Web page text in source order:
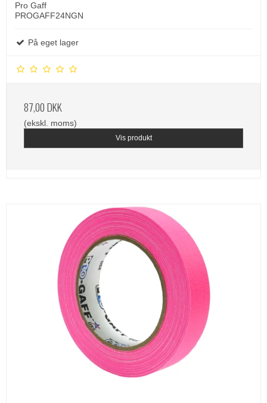
Pro Gaff
PROGAFF24NGN
På eget lager
87,00 DKK
(ekskl. moms)
Vis produkt